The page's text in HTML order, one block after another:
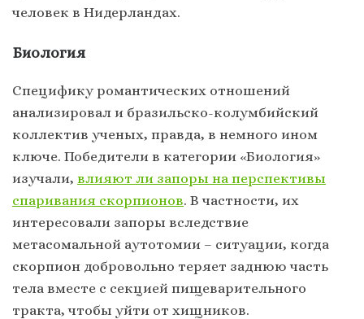
человек в Нидерландах.
Биология
Специфику романтических отношений
анализировал и бразильско-колумбийский
коллектив ученых, правда, в немного ином
ключе. Победители в категории «Биология»
изучали, влияют ли запоры на перспективы
спаривания скорпионов. В частности, их
интересовали запоры вследствие
метасомальной аутотомии – ситуации, когда
скорпион добровольно теряет заднюю часть
тела вместе с секцией пищеварительного
тракта, чтобы уйти от хищников.